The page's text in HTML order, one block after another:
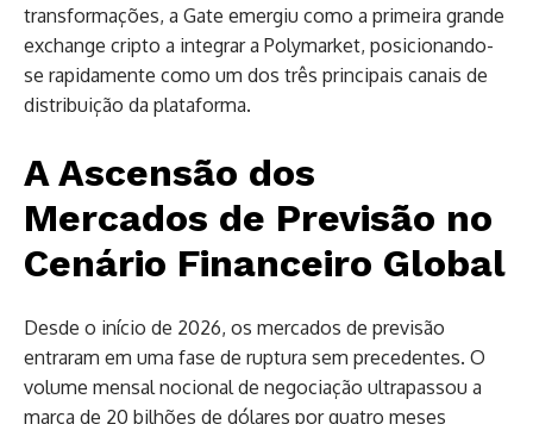
transformações, a Gate emergiu como a primeira grande
exchange cripto a integrar a Polymarket, posicionando-
se rapidamente como um dos três principais canais de
distribuição da plataforma.
A Ascensão dos
Mercados de Previsão no
Cenário Financeiro Global
Desde o início de 2026, os mercados de previsão
entraram em uma fase de ruptura sem precedentes. O
volume mensal nocional de negociação ultrapassou a
marca de 20 bilhões de dólares por quatro meses